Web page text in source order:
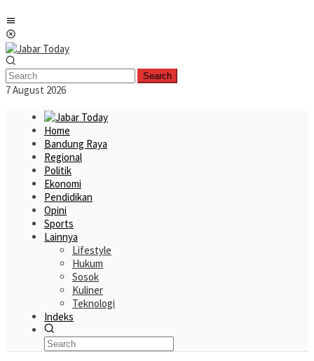
to
content
Search
7 August 2026
Home
Bandung Raya
Regional
Politik
Ekonomi
Pendidikan
Opini
Sports
Lainnya
Lifestyle
Hukum
Sosok
Kuliner
Teknologi
Indeks